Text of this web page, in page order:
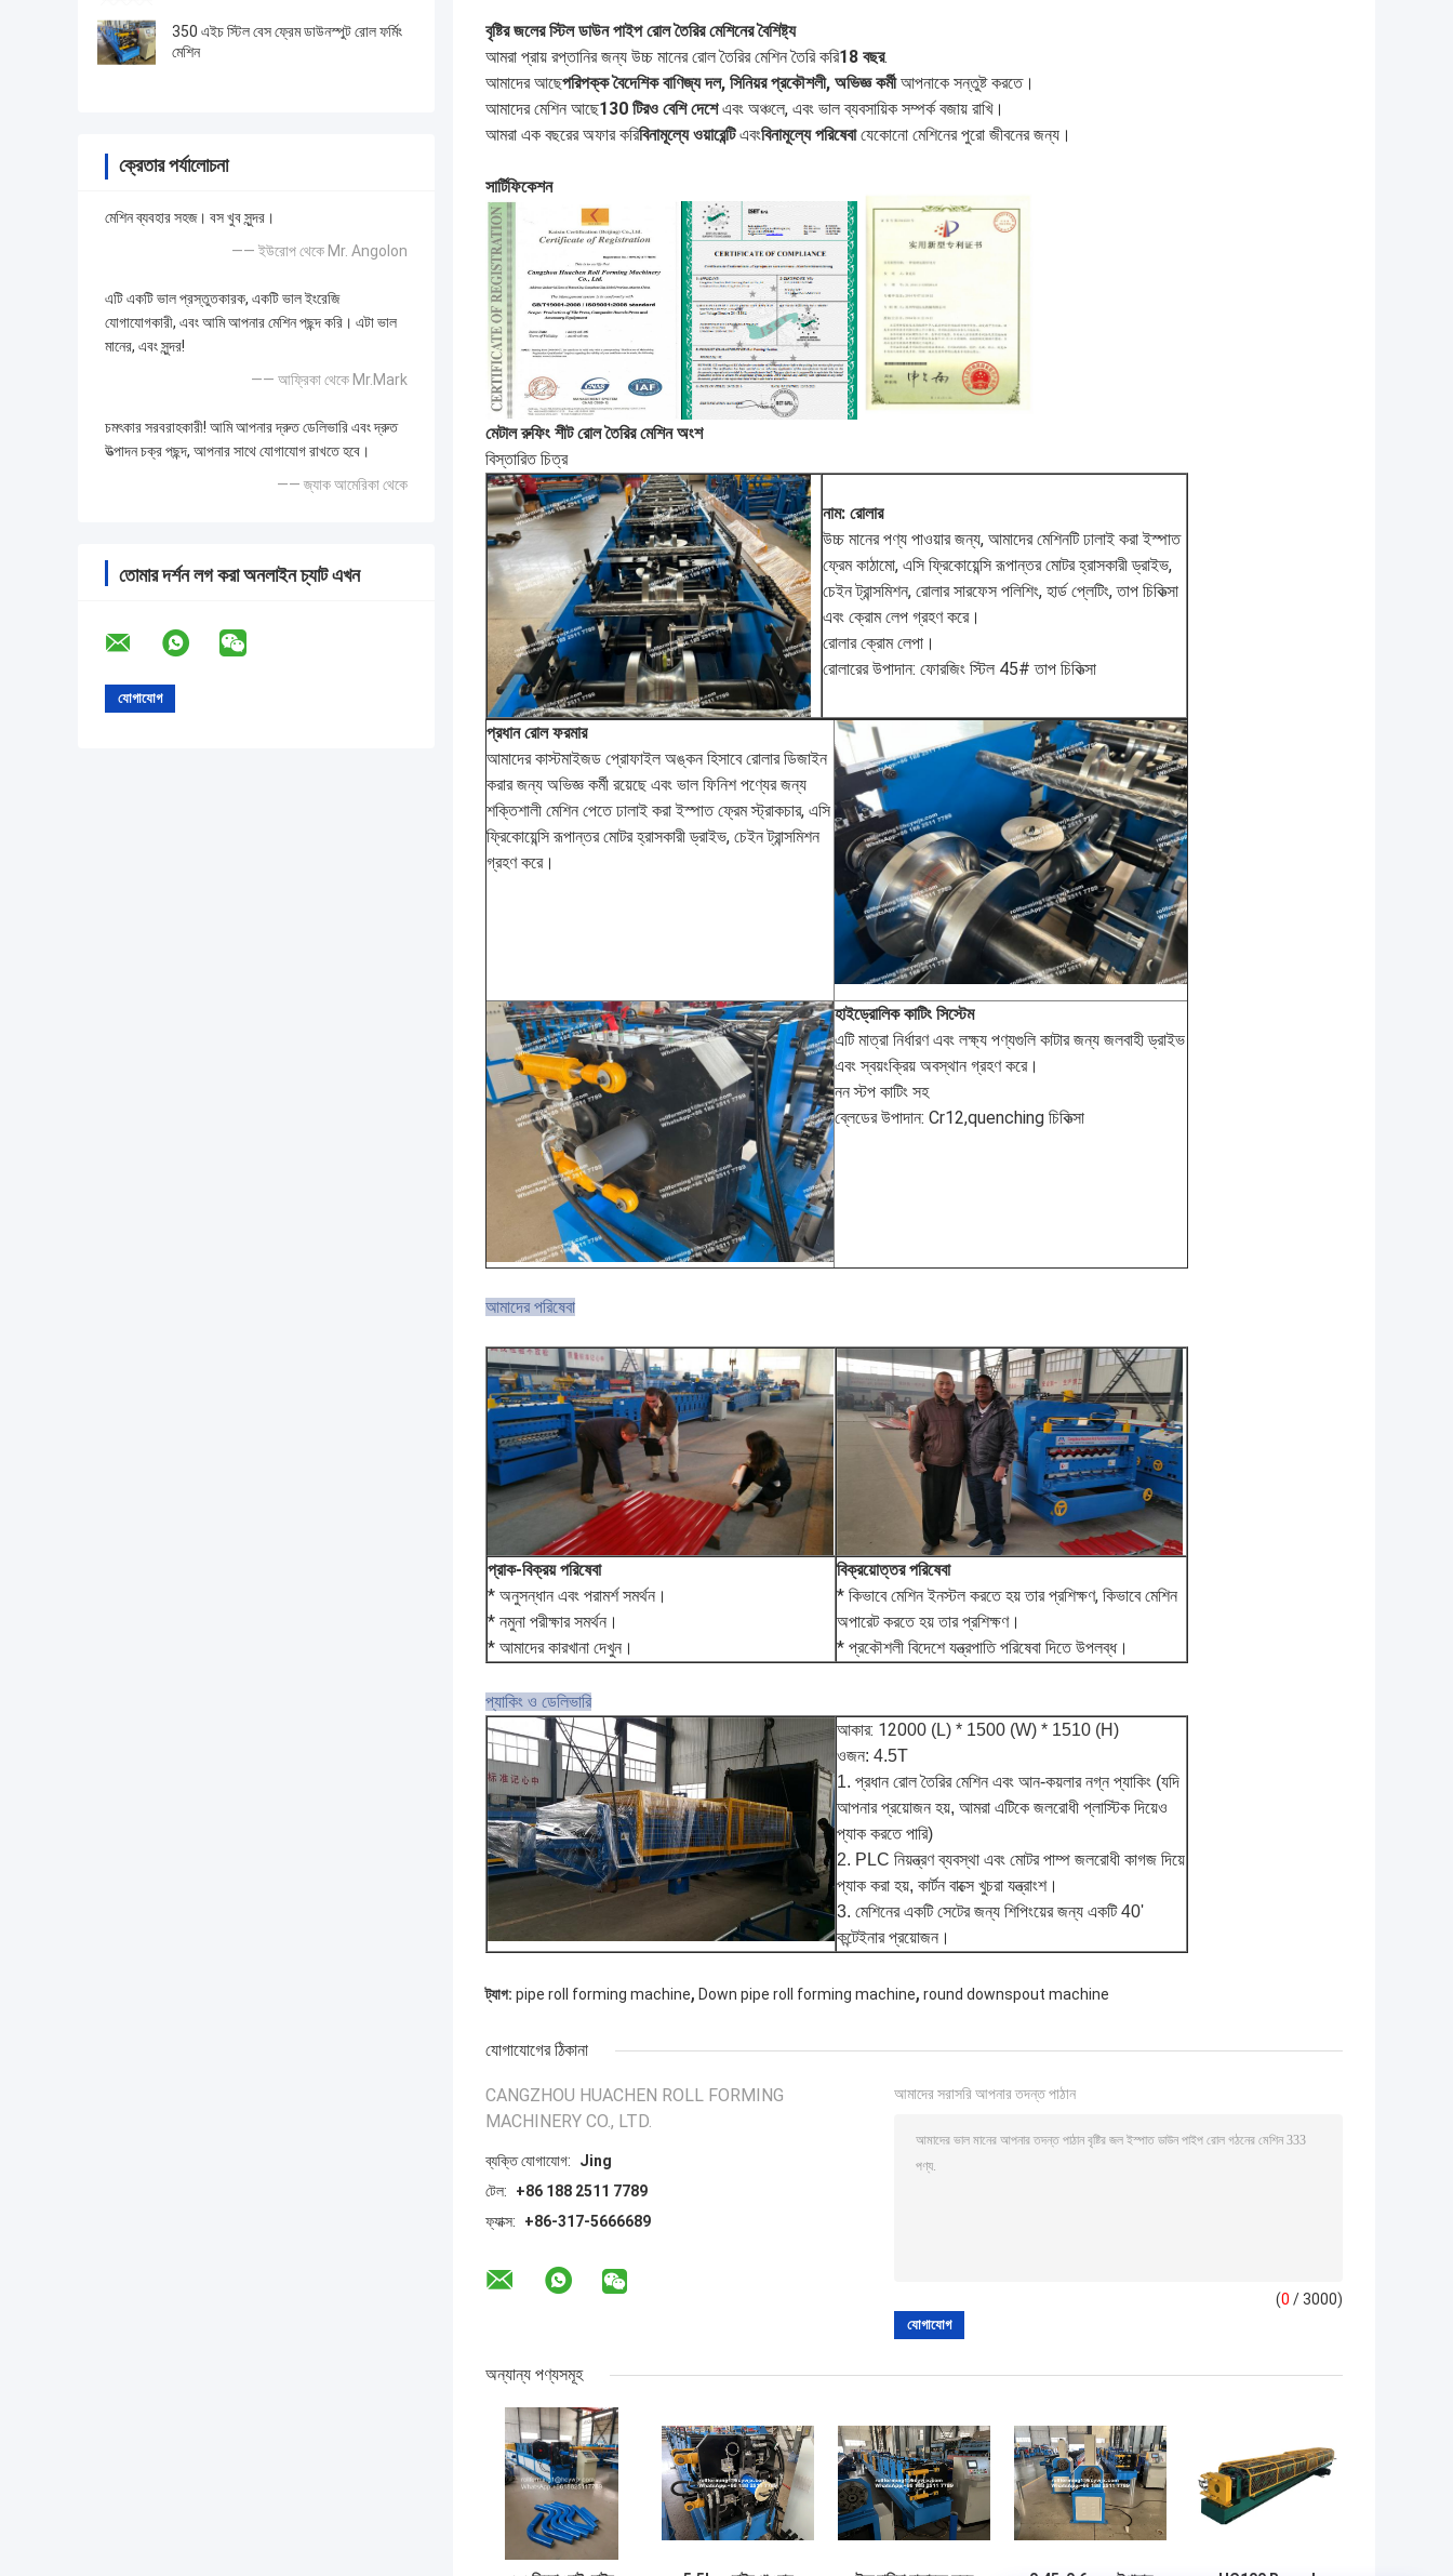
350 এইচ স্টিল বেস ফ্রেম ডাউনস্পুট রোল ফর্মিং
মেশিন
ক্রেতার পর্যালোচনা
মেশিন ব্যবহার সহজ। বস খুব সুন্দর।
—— ইউরোপ থেকে Mr. Angolon
এটি একটি ভাল প্রস্তুতকারক, একটি ভাল ইংরেজি
যোগাযোগকারী, এবং আমি আপনার মেশিন পছন্দ করি। এটা ভাল
মানের, এবং সুন্দর!
—— আফ্রিকা থেকে Mr.Mark
চমৎকার সরবরাহকারী! আমি আপনার দ্রুত ডেলিভারি এবং দ্রুত
উত্পাদন চক্র পছন্দ, আপনার সাথে যোগাযোগ রাখতে হবে।
—— জ্যাক আমেরিকা থেকে
তোমার দর্শন লগ করা অনলাইন চ্যাট এখন
বৃষ্টির জলের স্টিল ডাউন পাইপ রোল তৈরির মেশিনের বৈশিষ্ট্য
আমরা প্রায় রপ্তানির জন্য উচ্চ মানের রোল তৈরির মেশিন তৈরি করি18 বছর.
আমাদের আছেপরিপক্ক বৈদেশিক বাণিজ্য দল, সিনিয়র প্রকৌশলী, অভিজ্ঞ কর্মীআপনাকে সন্তুষ্ট করতে।
আমাদের মেশিন আছে130 টিরও বেশি দেশেএবং অঞ্চলে, এবং ভাল ব্যবসায়িক সম্পর্ক বজায় রাখি।
আমরা এক বছরের অফার করিবিনামূল্যে ওয়ারেন্টিএবংবিনামূল্যে পরিষেবাযেকোনো মেশিনের পুরো জীবনের জন্য।
সার্টিফিকেশন
মেটাল রুফিং শীট রোল তৈরির মেশিন অংশ
বিস্তারিত চিত্র
নাম: রোলার
উচ্চ মানের পণ্য পাওয়ার জন্য, আমাদের মেশিনটি ঢালাই করা ইস্পাত
ফ্রেম কাঠামো, এসি ফ্রিকোয়েন্সি রূপান্তর মোটর হ্রাসকারী ড্রাইভ,
চেইন ট্রান্সমিশন, রোলার সারফেস পলিশিং, হার্ড প্লেটিং, তাপ চিকিত্সা
এবং ক্রোম লেপ গ্রহণ করে।
রোলার ক্রোম লেপা।
রোলারের উপাদান: ফোরজিং স্টিল 45# তাপ চিকিত্সা
প্রধান রোল ফরমার
আমাদের কাস্টমাইজড প্রোফাইল অঙ্কন হিসাবে রোলার ডিজাইন
করার জন্য অভিজ্ঞ কর্মী রয়েছে এবং ভাল ফিনিশ পণ্যের জন্য
শক্তিশালী মেশিন পেতে ঢালাই করা ইস্পাত ফ্রেম স্ট্রাকচার, এসি
ফ্রিকোয়েন্সি রূপান্তর মোটর হ্রাসকারী ড্রাইভ, চেইন ট্রান্সমিশন
গ্রহণ করে।
হাইড্রোলিক কাটিং সিস্টেম
এটি মাত্রা নির্ধারণ এবং লক্ষ্য পণ্যগুলি কাটার জন্য জলবাহী ড্রাইভ
এবং স্বয়ংক্রিয় অবস্থান গ্রহণ করে।
নন স্টপ কাটিং সহ
ব্লেডের উপাদান: Cr12,quenching চিকিত্সা
আমাদের পরিষেবা
প্রাক-বিক্রয় পরিষেবা
* অনুসন্ধান এবং পরামর্শ সমর্থন।
* নমুনা পরীক্ষার সমর্থন।
* আমাদের কারখানা দেখুন।
বিক্রয়োত্তর পরিষেবা
* কিভাবে মেশিন ইনস্টল করতে হয় তার প্রশিক্ষণ, কিভাবে মেশিন
অপারেট করতে হয় তার প্রশিক্ষণ।
* প্রকৌশলী বিদেশে যন্ত্রপাতি পরিষেবা দিতে উপলব্ধ।
প্যাকিং ও ডেলিভারি
আকার: 12000 (L) * 1500 (W) * 1510 (H)
ওজন: 4.5T
1. প্রধান রোল তৈরির মেশিন এবং আন-কয়লার নগ্ন প্যাকিং (যদি
আপনার প্রয়োজন হয়, আমরা এটিকে জলরোধী প্লাস্টিক দিয়েও
প্যাক করতে পারি)
2. PLC নিয়ন্ত্রণ ব্যবস্থা এবং মোটর পাম্প জলরোধী কাগজ দিয়ে
প্যাক করা হয়, কার্টন বাক্সে খুচরা যন্ত্রাংশ।
3. মেশিনের একটি সেটের জন্য শিপিংয়ের জন্য একটি 40'
কন্টেইনার প্রয়োজন।
ট্যাগ: pipe roll forming machine, Down pipe roll forming machine, round downspout machine
যোগাযোগের ঠিকানা
CANGZHOU HUACHEN ROLL FORMING
MACHINERY CO., LTD.
ব্যক্তি যোগাযোগ:
Jing
টেল:
+86 188 2511 7789
ফ্যাক্স:
+86-317-5666689
আমাদের সরাসরি আপনার তদন্ত পাঠান
(0 / 3000)
অন্যান্য পণ্যসমূহ